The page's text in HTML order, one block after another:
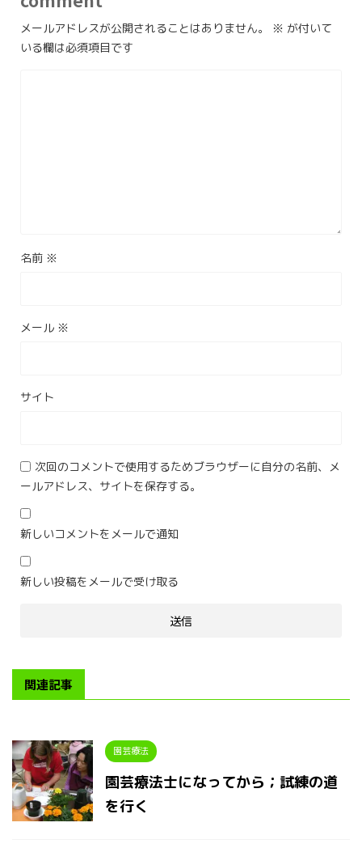
メールアドレスが公開されることはありません。 ※ が付いて
いる欄は必須項目です
名前 ※
メール ※
サイト
次回のコメントで使用するためブラウザーに自分の名前、メ
ールアドレス、サイトを保存する。
新しいコメントをメールで通知
新しい投稿をメールで受け取る
関連記事
園芸療法
園芸療法士になってから；試練の道
を行く